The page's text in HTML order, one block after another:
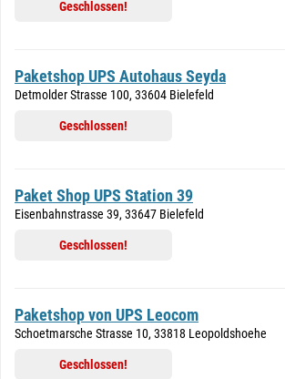
Geschlossen!
Paketshop UPS Autohaus Seyda
Detmolder Strasse 100, 33604 Bielefeld
Geschlossen!
Paket Shop UPS Station 39
Eisenbahnstrasse 39, 33647 Bielefeld
Geschlossen!
Paketshop von UPS Leocom
Schoetmarsche Strasse 10, 33818 Leopoldshoehe
Geschlossen!